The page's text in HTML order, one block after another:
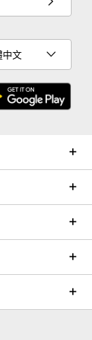
中文